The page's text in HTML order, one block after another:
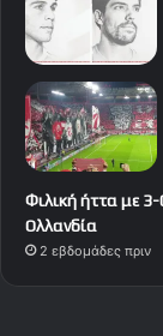
Φιλική ήττα με
Ολλανδία
2 εβδομάδες πριν